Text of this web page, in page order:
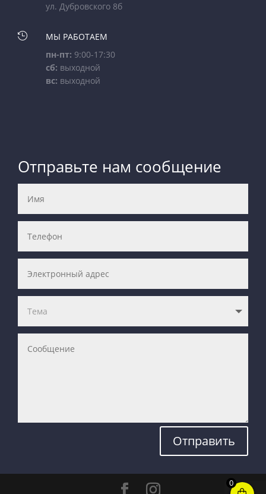
ул. Дубровского 8б

МЫ РАБОТАЕМ
пн-пт: 9:00-17:30
сб: выходной
вс: выходной
Отправьте нам сообщение
Отправить
0